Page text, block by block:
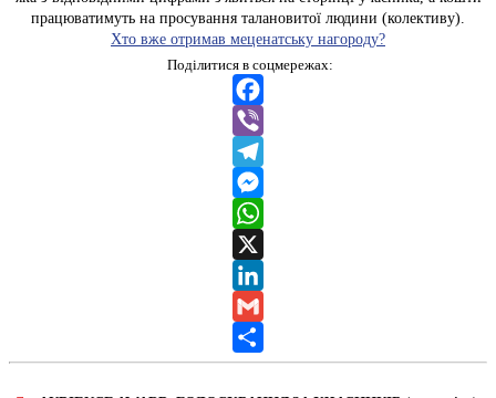
працюватимуть на просування талановитої людини (колективу).
Хто вже отримав меценатську нагороду?
Поділитися в соцмережах:
Facebook
Viber
Telegram
Messenger
WhatsApp
X
LinkedIn
Gmail
Share